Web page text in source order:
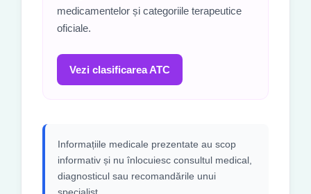
medicamentelor și categoriile terapeutice
oficiale.
Vezi clasificarea ATC
Informațiile medicale prezentate au scop
informativ și nu înlocuiesc consultul medical,
diagnosticul sau recomandările unui